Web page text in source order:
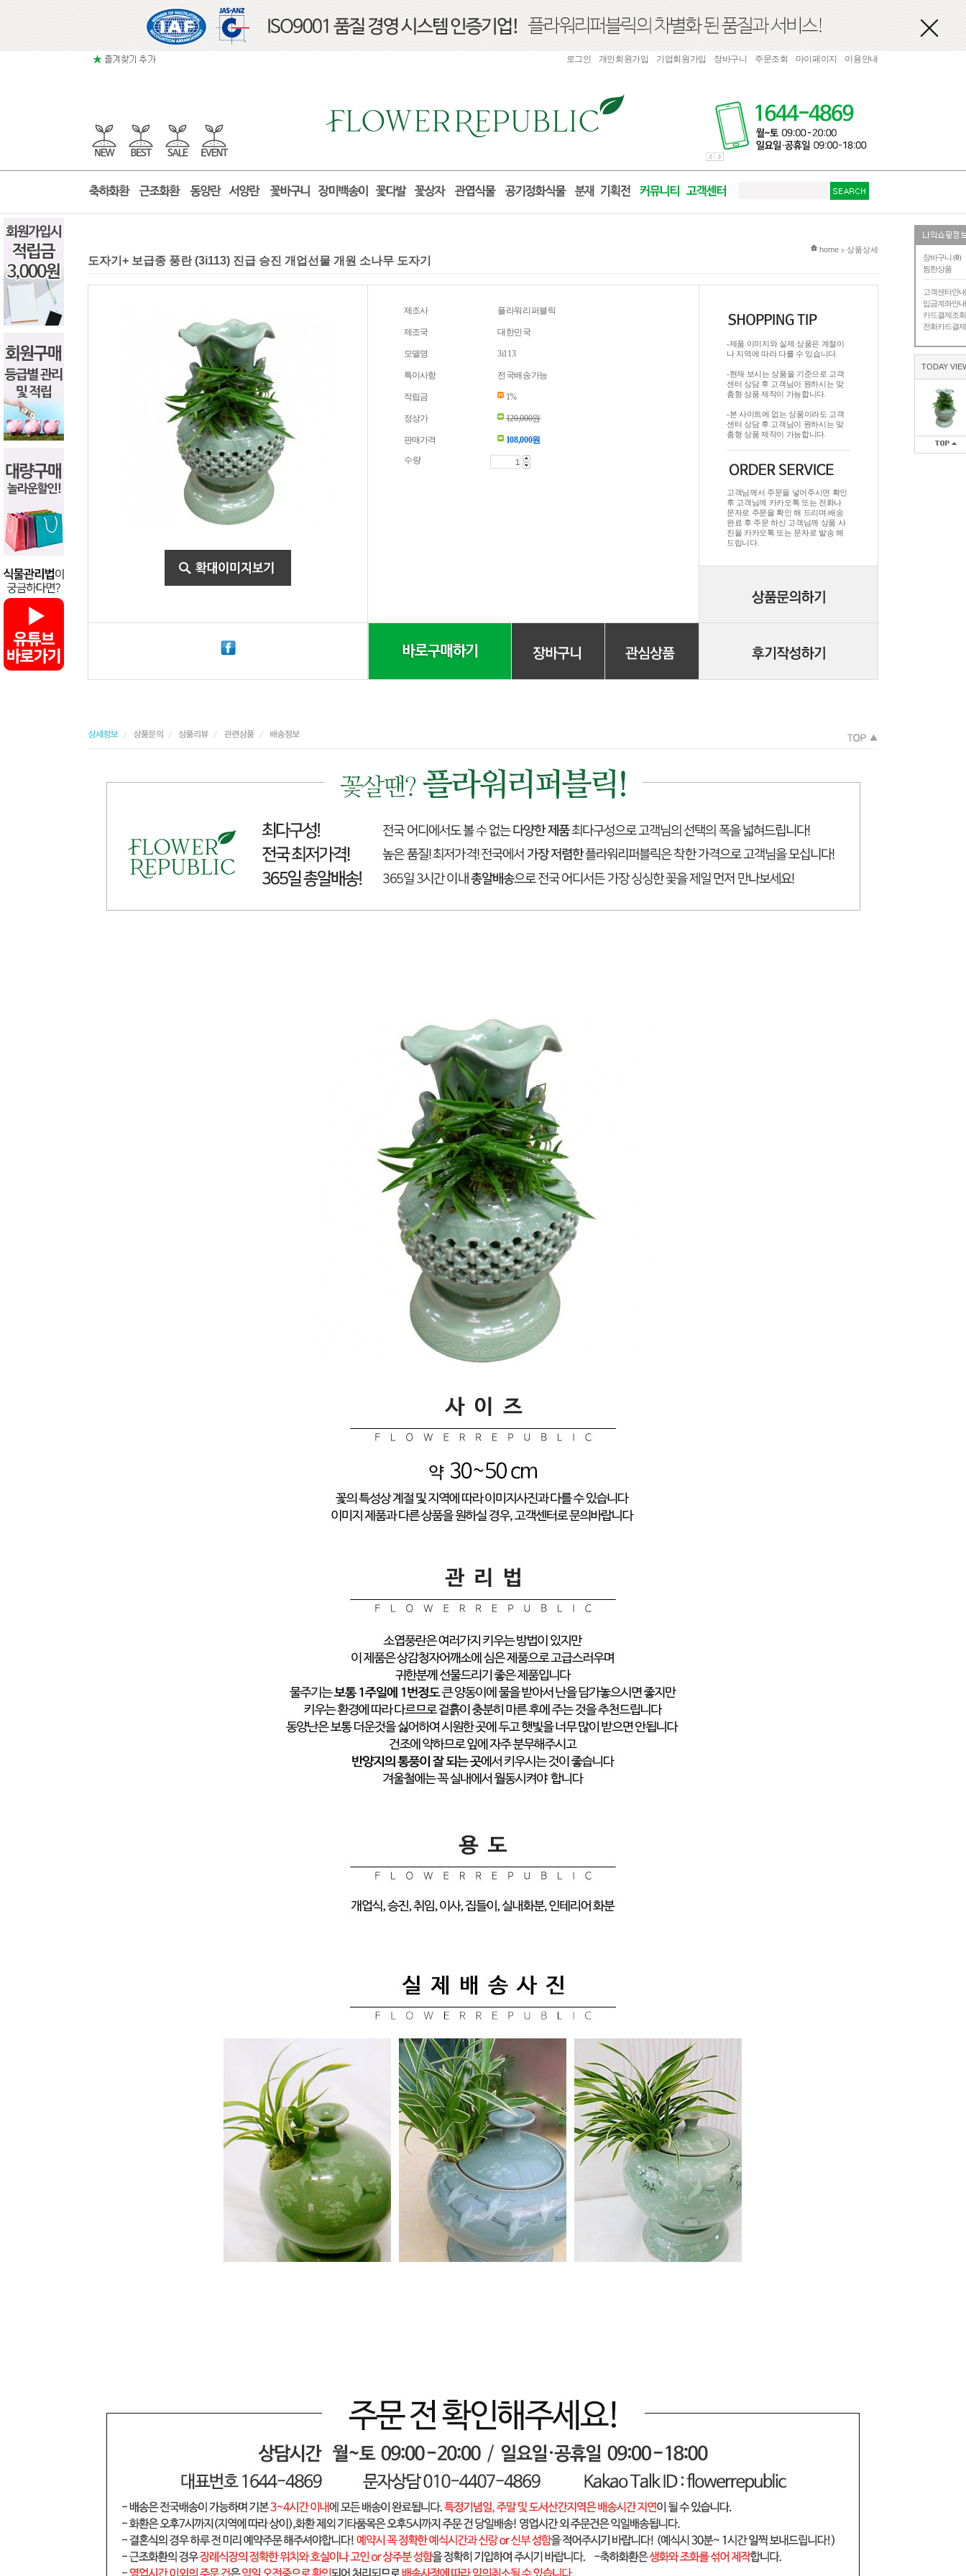
장바구니 (0)
찜한상품
고객센터안내
입금계좌안내
카드결제조회
전화카드결제
TODAY
로그인 개인회원가입 기업회원가입 장바구니 주문조회 마이페이지 이용안내
현재 위치
home > 상품상세
도자기+ 보급종 풍란 (3i113) 진급 승진 개업선물 개원 소나무 도자기
제조사 플라워리퍼블릭
제조국 대한민국
모델명 3i113
특이사항 전국배송가능
적립금 1%
정상가 120,000원
판매가격 108,000원
수량
-제품 이미지와 실제 상품은 계절이
나 지역에 따라 다를 수 있습니다.
-현재 보시는 상품을 기준으로 고객
센터 상담 후 고객님이 원하시는 맞
춤형 상품 제작이 가능합니다.
-본 사이트에 없는 상품이라도 고객
센터 상담 후 고객님이 원하시는 맞
춤형 상품 제작이 가능합니다.
고객님께서 주문을 넣어주시면 확인
후 고객님께 카카오톡 또는 전화나
문자로 주문을 확인 해 드리며.배송
완료 후 주문 하신 고객님께 상품 사
진을 카카오톡 또는 문자로 발송 해
드립니다.